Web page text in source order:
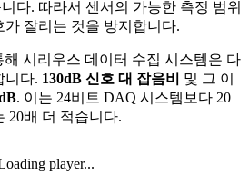
다. 따라서 센서의 가능한 측정 범위
잘리는 것을 방지합니다.
시리우스 데이터 수집 시스템은 다
니다. 130dB 신호 대 잡음비
및 그 이
. 이는 24비트 DAQ 시스템보다 20
20배 더 적습니다.
player...